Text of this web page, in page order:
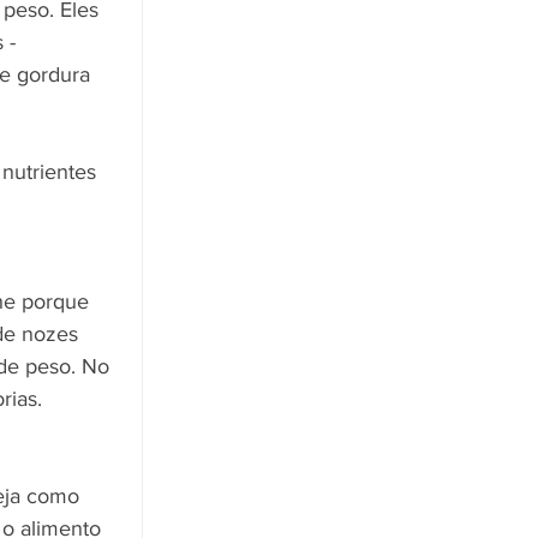
Eles
​​-
gordura
porque
nozes
peso. No
como
alimento